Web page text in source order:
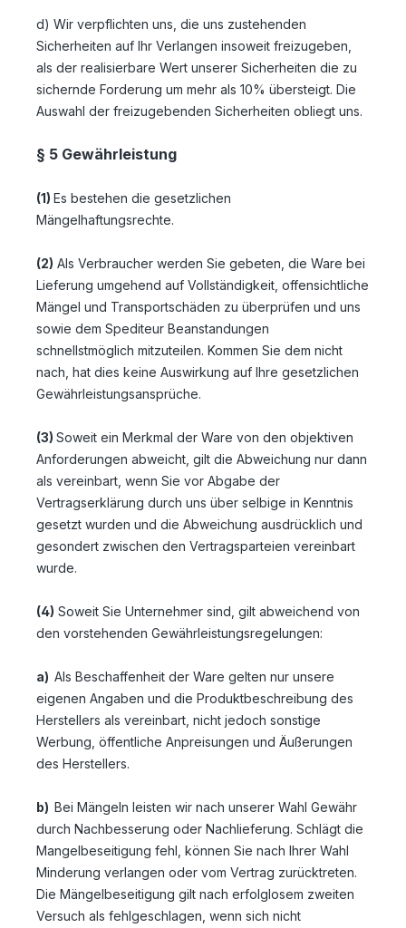
d) Wir verpflichten uns, die uns zustehenden
Sicherheiten auf Ihr Verlangen insoweit freizugeben,
als der realisierbare Wert unserer Sicherheiten die zu
sichernde Forderung um mehr als 10% übersteigt. Die
Auswahl der freizugebenden Sicherheiten obliegt uns.
§ 5 Gewährleistung
(1) Es bestehen die gesetzlichen
Mängelhaftungsrechte.
(2) Als Verbraucher werden Sie gebeten, die Ware bei
Lieferung umgehend auf Vollständigkeit, offensichtliche
Mängel und Transportschäden zu überprüfen und uns
sowie dem Spediteur Beanstandungen
schnellstmöglich mitzuteilen. Kommen Sie dem nicht
nach, hat dies keine Auswirkung auf Ihre gesetzlichen
Gewährleistungsansprüche.
(3) Soweit ein Merkmal der Ware von den objektiven
Anforderungen abweicht, gilt die Abweichung nur dann
als vereinbart, wenn Sie vor Abgabe der
Vertragserklärung durch uns über selbige in Kenntnis
gesetzt wurden und die Abweichung ausdrücklich und
gesondert zwischen den Vertragsparteien vereinbart
wurde.
(4) Soweit Sie Unternehmer sind, gilt abweichend von
den vorstehenden Gewährleistungsregelungen:
a) Als Beschaffenheit der Ware gelten nur unsere
eigenen Angaben und die Produktbeschreibung des
Herstellers als vereinbart, nicht jedoch sonstige
Werbung, öffentliche Anpreisungen und Äußerungen
des Herstellers.
b) Bei Mängeln leisten wir nach unserer Wahl Gewähr
durch Nachbesserung oder Nachlieferung. Schlägt die
Mangelbeseitigung fehl, können Sie nach Ihrer Wahl
Minderung verlangen oder vom Vertrag zurücktreten.
Die Mängelbeseitigung gilt nach erfolglosem zweiten
Versuch als fehlgeschlagen, wenn sich nicht